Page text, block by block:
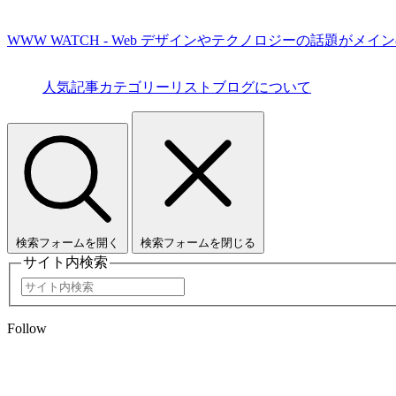
WWW WATCH - Web デザインやテクノロジーの話題がメイ
人気記事カテゴリーリスト ブログについて
検索フォームを開く 検索フォームを閉じる
サイト内検索
Follow